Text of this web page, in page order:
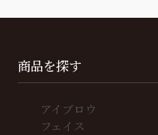
商品を探す
アイブロウ
フェイス